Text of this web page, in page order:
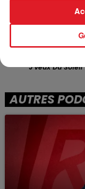
J'veux Du Soleil
AUTRES